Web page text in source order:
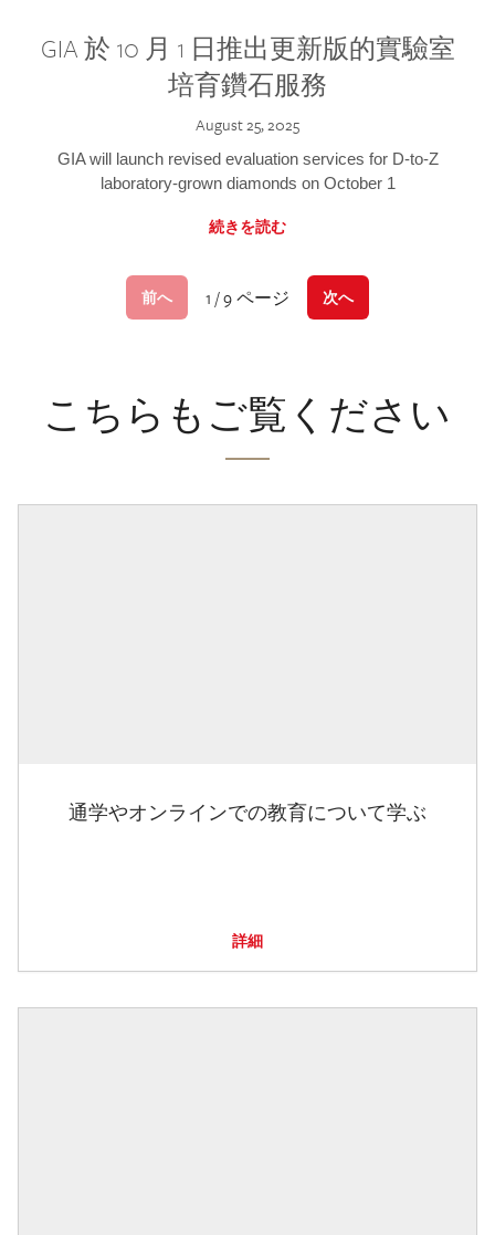
GIA 於 10 月 1 日推出更新版的實驗室
培育鑽石服務
August 25, 2025
GIA will launch revised evaluation services for D-to-Z
laboratory-grown diamonds on October 1
続きを読む
前へ 1 / 9 ページ 次へ
こちらもご覧ください
通学やオンラインでの教育について学ぶ
詳細